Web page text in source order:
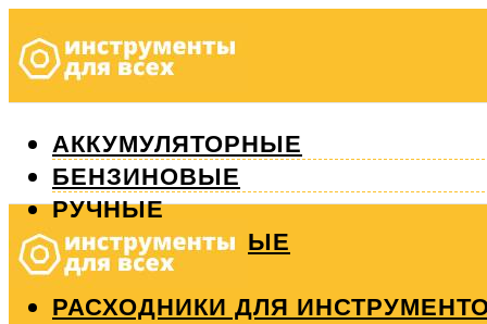
АККУМУЛЯТОРНЫЕ
БЕНЗИНОВЫЕ
РУЧНЫЕ
ИЗМЕРИТЕЛЬНЫЕ
РЕМОНТ
РАСХОДНИКИ ДЛЯ